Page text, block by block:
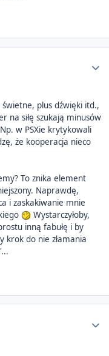
plus dźwięki itd.,
na siłę szukają minusów
w PSXie krytykowali
że kooperacja nieco
To znika element
Naprawdę,
i zaskakiwanie mnie
Wystarczyłoby,
inną fabułę i by
krok do nie złamania